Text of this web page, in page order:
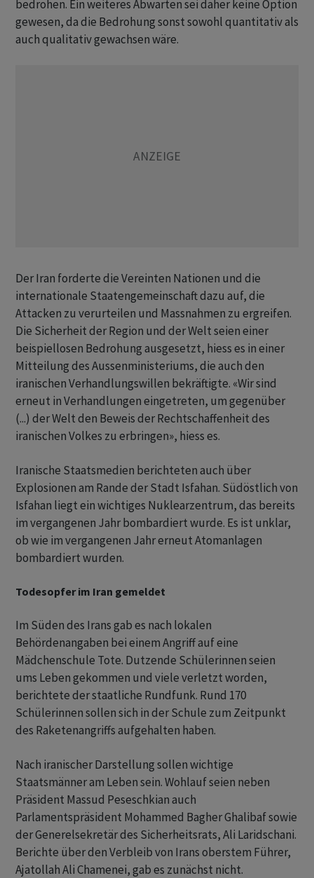
bedrohen. Ein weiteres Abwarten sei daher keine Option
gewesen, da die Bedrohung sonst sowohl quantitativ als
auch qualitativ gewachsen wäre.
Der Iran forderte die Vereinten Nationen und die
internationale Staatengemeinschaft dazu auf, die
Attacken zu verurteilen und Massnahmen zu ergreifen.
Die Sicherheit der Region und der Welt seien einer
beispiellosen Bedrohung ausgesetzt, hiess es in einer
Mitteilung des Aussenministeriums, die auch den
iranischen Verhandlungswillen bekräftigte. «Wir sind
erneut in Verhandlungen eingetreten, um gegenüber
(...) der Welt den Beweis der Rechtschaffenheit des
iranischen Volkes zu erbringen», hiess es.
Iranische Staatsmedien berichteten auch über
Explosionen am Rande der Stadt Isfahan. Südöstlich von
Isfahan liegt ein wichtiges Nuklearzentrum, das bereits
im vergangenen Jahr bombardiert wurde. Es ist unklar,
ob wie im vergangenen Jahr erneut Atomanlagen
bombardiert wurden.
Todesopfer im Iran gemeldet
Im Süden des Irans gab es nach lokalen
Behördenangaben bei einem Angriff auf eine
Mädchenschule Tote. Dutzende Schülerinnen seien
ums Leben gekommen und viele verletzt worden,
berichtete der staatliche Rundfunk. Rund 170
Schülerinnen sollen sich in der Schule zum Zeitpunkt
des Raketenangriffs aufgehalten haben.
Nach iranischer Darstellung sollen wichtige
Staatsmänner am Leben sein. Wohlauf seien neben
Präsident Massud Peseschkian auch
Parlamentspräsident Mohammed Bagher Ghalibaf sowie
der Generelsekretär des Sicherheitsrats, Ali Laridschani.
Berichte über den Verbleib von Irans oberstem Führer,
Ajatollah Ali Chamenei, gab es zunächst nicht.